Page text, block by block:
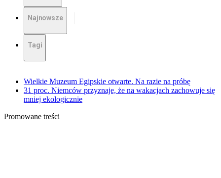
Najnowsze
Tagi
Wielkie Muzeum Egipskie otwarte. Na razie na próbę
31 proc. Niemców przyznaje, że na wakacjach zachowuje się
mniej ekologicznie
Promowane treści